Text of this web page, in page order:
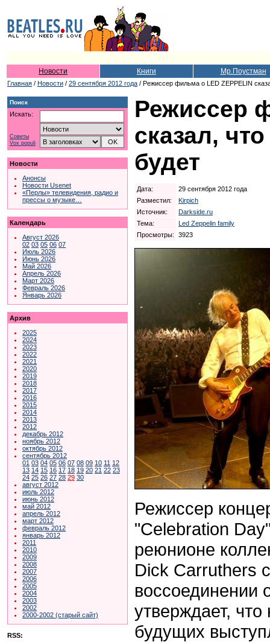
Новости Книги Мр.Поустман
Главная / Новости / 29 сентября 2012 года / Режиссер фильма о LED ZEPPELIN
Поиск
Искать:
Советы
Vox populi
Новости
Анонсы
Новости Usenet
«Перлы» телевидения, радио и
прессы о музыке…
Календарь
Август 2026
02 03 05 06 07
Июль 2026
Июнь 2026
Май 2026
Апрель 2026
Март 2026
Февраль 2026
Январь 2026
Архив
2025
2024
2023
2022
2021
2020
2019
2018
2017
2016
2015
2014
2013
2012
декабрь 2012
ноябрь 2012
октябрь 2012
сентябрь 2012
01 03 04 05 06 07 08 09 10 11 12
13 14 15 16 17 18 19 20 21 22 23
24 25 26 27 28 29 30
август 2012
июль 2012
июнь 2012
май 2012
апрель 2012
март 2012
февраль 2012
январь 2012
2011
2010
2009
2008
2007
2006
2005
2004
2003
2002
2000-2002 (старый сайт)
RSS:
Режиссер
сказал,
будет
Дата:
29 сентября 2012 года
Разместил:
Kirpich
Источник:
Darkside.ru
Тема:
Led Zeppelin family
Просмотры:
3923
Режиссер
"Celebration
реюнионе
Dick Carruthers
воссоединении
утверждает,
будущих